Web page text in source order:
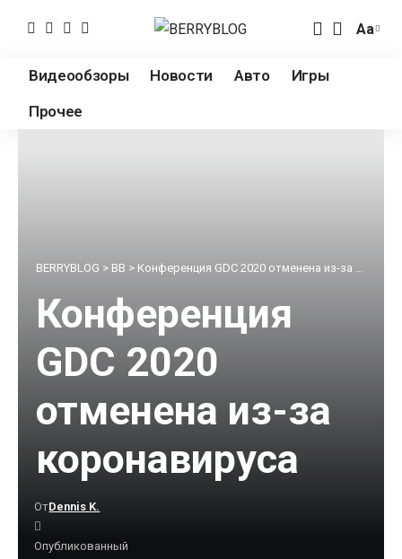
Аа
Видеообзоры Новости Авто
Игры
Прочее
BERRYBLOG > BB > Конференция GDC 2020 отменена из-за коронавируса
Конференция
GDC 2020
отменена из-за
коронавируса
ОтDennis K.
Опубликованный